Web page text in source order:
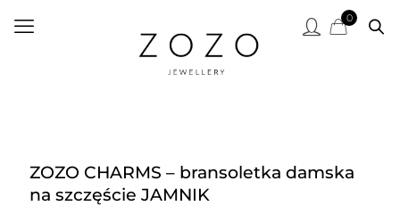
0
ZOZO CHARMS – bransoletka damska
na szczęście JAMNIK